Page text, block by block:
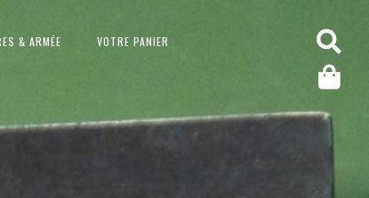
& ARMÉE VOTRE PANIER